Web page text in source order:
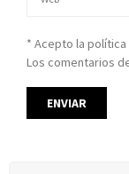
* Acepto la
Los comentarios